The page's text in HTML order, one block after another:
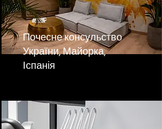
Почесне консульство
України, Майорка,
Іспанія